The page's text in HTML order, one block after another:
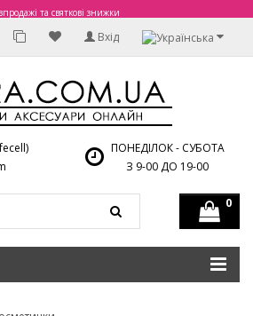
та святкові знижки
Вхід
ПОНЕДІЛОК - СУБОТА
З 9-00 ДО 19-00
0